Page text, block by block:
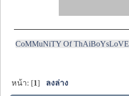
CoMMuNiTY Of ThAiBoYsLoVE
หน้า: [1] ลงล่าง